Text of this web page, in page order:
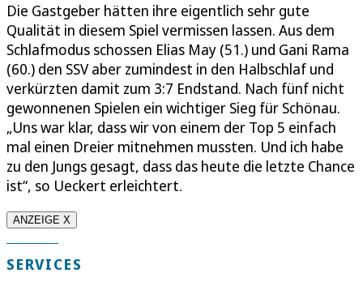
Die Gastgeber hätten ihre eigentlich sehr gute
Qualität in diesem Spiel vermissen lassen. Aus dem
Schlafmodus schossen Elias May (51.) und Gani Rama
(60.) den SSV aber zumindest in den Halbschlaf und
verkürzten damit zum 3:7 Endstand. Nach fünf nicht
gewonnenen Spielen ein wichtiger Sieg für Schönau.
„Uns war klar, dass wir von einem der Top 5 einfach
mal einen Dreier mitnehmen mussten. Und ich habe
zu den Jungs gesagt, dass das heute die letzte Chance
ist“, so Ueckert erleichtert.
ANZEIGE X
SERVICES